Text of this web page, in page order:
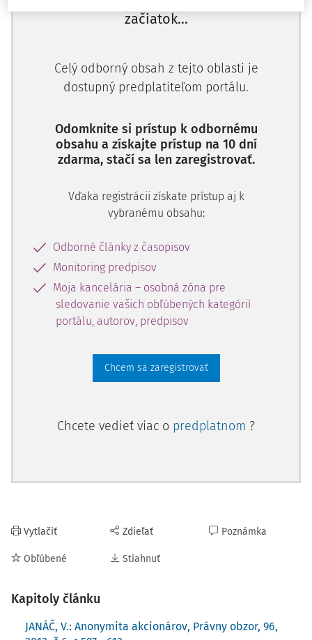
Podstata anonymity akcionárov spočíva v nepoznaní
kapitálovej obchodnej spoločnosti bola anonymita jej
spoločníkov jedným zo základných charakteristických
spoločnosti, ktorej akcionárska štruktúra nie je známa,
potvrdzuje aj francúzske označenie akciovej spoločnosti v
obchodnom zákonníku ako société anonyme, teda
Aký je stav anonymity akcionárov v súčasnosti? Rozvoj
finančných trhov priniesol so sebou fenomén
umožnil zníženie transakčných nákladov pri obchodovaní
s akciami, na strane druhej anonymitu akcionárov
významným spôsobom narušil. Akcie na doručiteľa, ako
tradične využívaný nástroj na zachovanie anonymity, a ich
ďalšia existencia sa stali predmetom politických diskusií. V
odmietavé a negatívne postoje; v existencii anonymných
akcií videli iba nástroj slúžiaci na legalizáciu výnosov
(vrátane Slovenskej republiky) pristúpilo k zrušeniu
možnosti, ktoré či už v menšej, alebo väčšej miere dokážu
republike spoločne so skúmaním možností zachovania si
predmetom nižšie uvedeného príspevku.
2. Anonymita akcionárov a jej
začiatok...
Celý odborný obsah z tejto oblasti je
dostupný predplatiteľom portálu.
Odomknite si prístup k odbornému
obsahu a získajte prístup na 10 dní
zdarma, stačí sa len zaregistrovať.
Vďaka registrácii získate prístup aj k
vybranému obsahu:
Odborné články z časopisov
Monitoring predpisov
Moja kancelária – osobná zóna pre
sledovanie vašich obľúbených kategórií
portálu, autorov, predpisov
Chcem sa zaregistrovať
Chcete vedieť viac o predplatnom ?
Vytlačiť
Obľúbené
Zdieľať
Stiahnuť
Poznámka
Kapitoly článku
JANÁČ, V.: Anonymita akcionárov, Právny obzor, 96,